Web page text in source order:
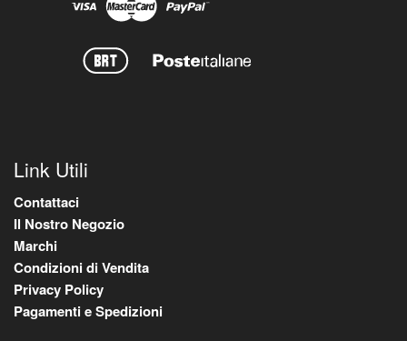
Link Utili
Contattaci
Il Nostro Negozio
Marchi
Condizioni di Vendita
Privacy Policy
Pagamenti e Spedizioni